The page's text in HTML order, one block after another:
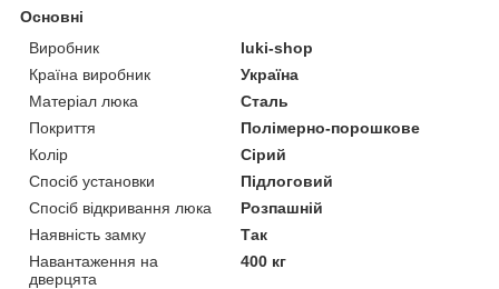
Основні
Виробник
luki-shop
Країна виробник
Україна
Матеріал люка
Сталь
Покриття
Полімерно-порошкове
Колір
Сірий
Спосіб установки
Підлоговий
Спосіб відкривання люка
Розпашній
Наявність замку
Так
Навантаження на
дверцята
400 кг